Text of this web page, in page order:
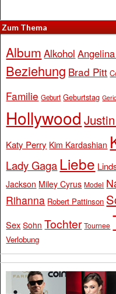
Zum Thema
Album Alkohol
Beziehung Brad Pitt
Familie Geburt Geburtstag
Hollywood
Katy Perry Kim Kardashian
Lady Gaga Liebe
Jackson Miley Cyrus Model
Rihanna Robert Pattinson
Sex Sohn Tochter Tournee
Verlobung